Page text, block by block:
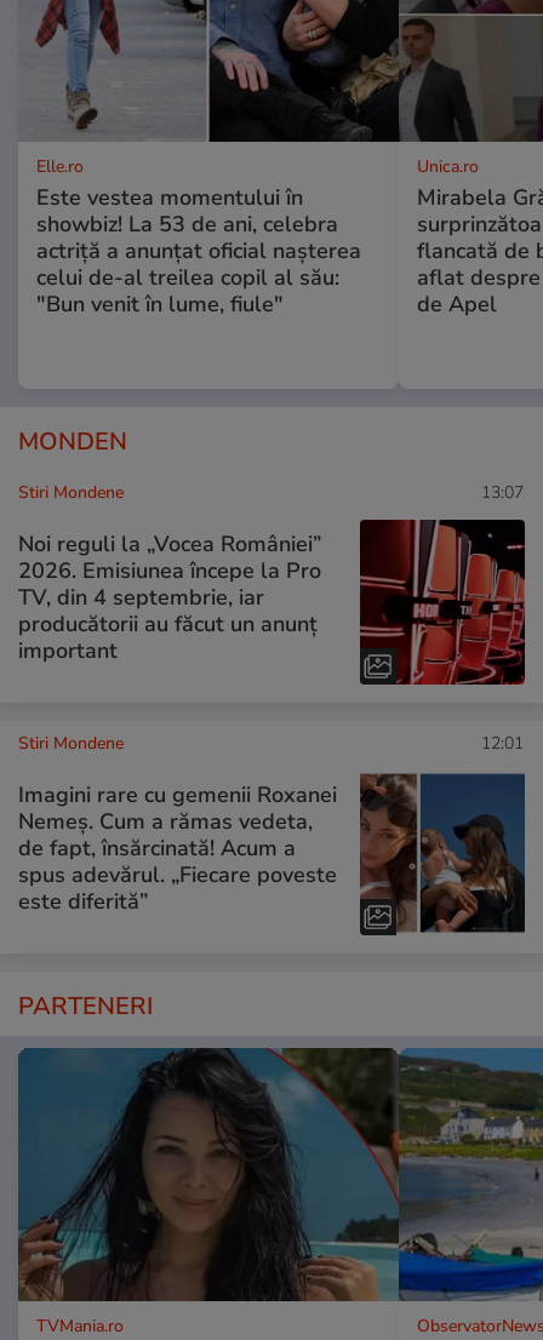
Elle.ro
Este vestea momentului în
showbiz! La 53 de ani, celebra
actriță a anunțat oficial nașterea
celui de-al treilea copil al său:
"Bun venit în lume, fiule"
Unica.ro
Mirabela
flancată de
aflat
de Apel
MONDEN
Stiri Mondene 13:07
Noi reguli la „Vocea României”
2026. Emisiunea începe la Pro
TV, din 4 septembrie, iar
producătorii au făcut un anunț
important
Stiri Mondene 12:01
Imagini rare cu gemenii Roxanei
Nemeș. Cum a rămas vedeta,
de fapt, însărcinată! Acum a
spus adevărul. „Fiecare poveste
este diferită”
PARTENERI
TVMania.ro